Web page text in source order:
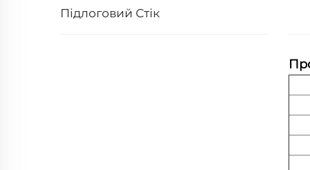
Підлоговий Стік